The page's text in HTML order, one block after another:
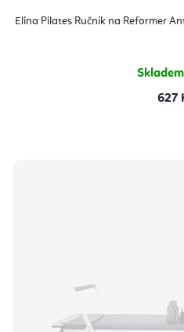
Elina Pilates Ručník na Reformer
Skladem
627